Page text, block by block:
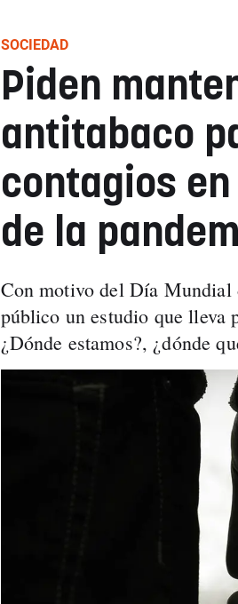
SOCIEDAD
Piden
antitabaco
contagios
de la
Con motivo del Día Mundial
público un estudio que lleva
¿Dónde estamos?, ¿dónde